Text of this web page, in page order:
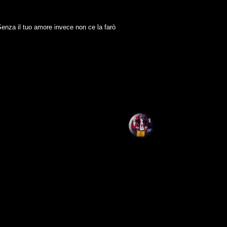
il tuo amore invece non ce la farò